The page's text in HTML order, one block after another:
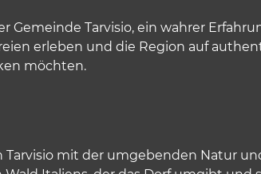
Tarvisio, ein wahrer
erleben und die Region auf
möchten.
mit der umgebenden Natur